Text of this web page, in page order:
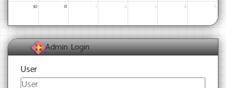
30 31 1 2 3 4 5
Admin Login
User